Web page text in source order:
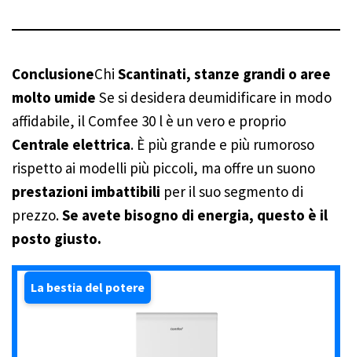
ConclusioneChi Scantinati, stanze grandi o aree
molto umide Se si desidera deumidificare in modo
affidabile, il Comfee 30 l è un vero e proprio
Centrale elettrica. È più grande e più rumoroso
rispetto ai modelli più piccoli, ma offre un suono
prestazioni imbattibili per il suo segmento di
prezzo.Se avete bisogno di energia, questo è il
posto giusto.
La bestia del potere